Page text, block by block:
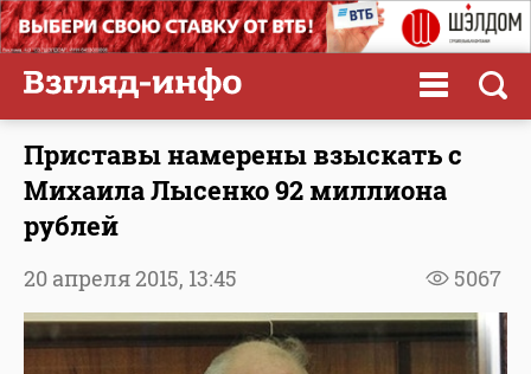
Приставы намерены взыскать с
Михаила Лысенко 92 миллиона
рублей
5067
20 апреля 2015, 13:45